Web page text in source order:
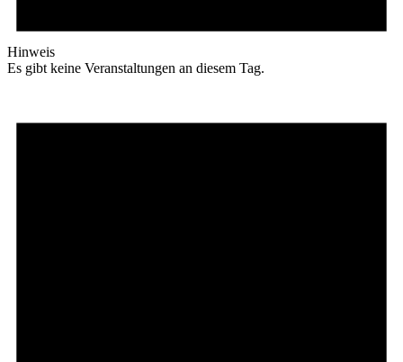
Hinweis
Es gibt keine Veranstaltungen an diesem Tag.